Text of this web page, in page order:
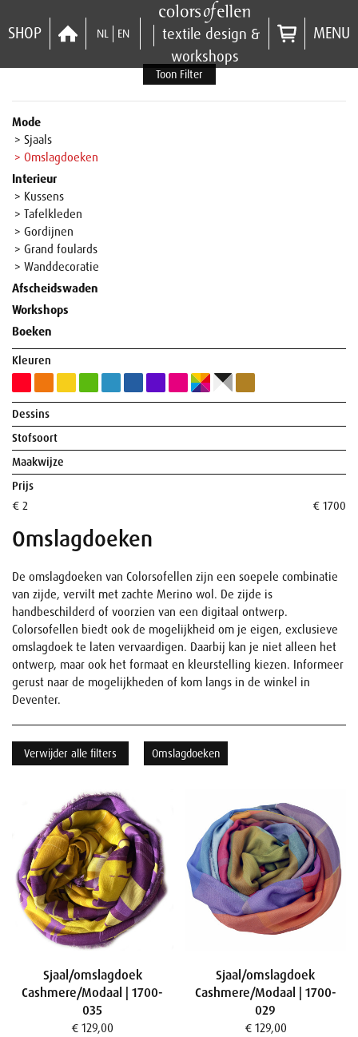
SHOP NL EN
textile design &
workshops
MENU
Toon Filter
Mode
> Sjaals
> Omslagdoeken
Interieur
> Kussens
> Tafelkleden
> Gordijnen
> Grand foulards
> Wanddecoratie
Afscheidswaden
Workshops
Boeken
Kleuren
Dessins
Stofsoort
Maakwijze
Prijs
€ 2
€ 1700
Omslagdoeken
De omslagdoeken van Colorsofellen zijn een soepele combinatie
van zijde, vervilt met zachte Merino wol. De zijde is
handbeschilderd of voorzien van een digitaal ontwerp.
Colorsofellen biedt ook de mogelijkheid om je eigen, exclusieve
omslagdoek te laten vervaardigen. Daarbij kan je niet alleen het
ontwerp, maar ook het formaat en kleurstelling kiezen. Informeer
gerust naar de mogelijkheden of kom langs in de winkel in
Deventer.
Verwijder alle filters Omslagdoeken
Sjaal/omslagdoek
Cashmere/Modaal | 1700-
035
€ 129,00
Sjaal/omslagdoek
Cashmere/Modaal | 1700-
029
€ 129,00